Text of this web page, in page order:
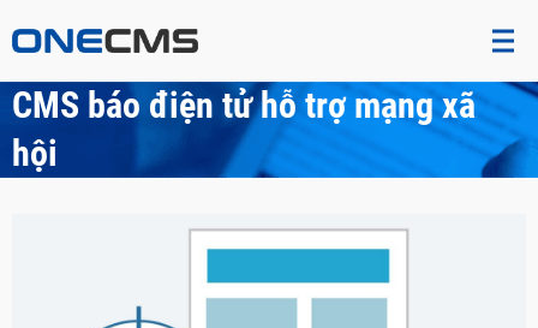
CMS báo điện tử hỗ trợ mạng xã
hội